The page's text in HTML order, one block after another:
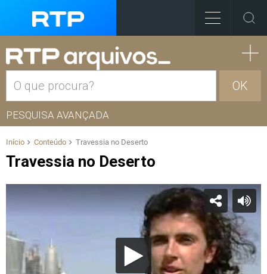
OK
PESQUISA AVANÇADA
Início Conteúdo Travessia no Deserto
Travessia no Deserto